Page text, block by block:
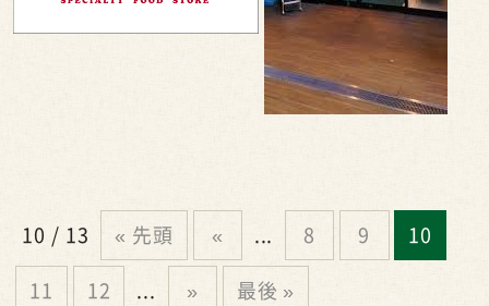
10 / 13 « 先頭 « ... 8 9
10
11
12 ... » 最後 »